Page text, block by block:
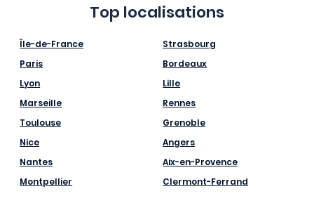
Top localisations
Île-de-France
Paris
Lyon
Marseille
Toulouse
Nice
Nantes
Montpellier
Strasbourg
Bordeaux
Lille
Rennes
Grenoble
Angers
Aix-en-Provence
Clermont-Ferrand